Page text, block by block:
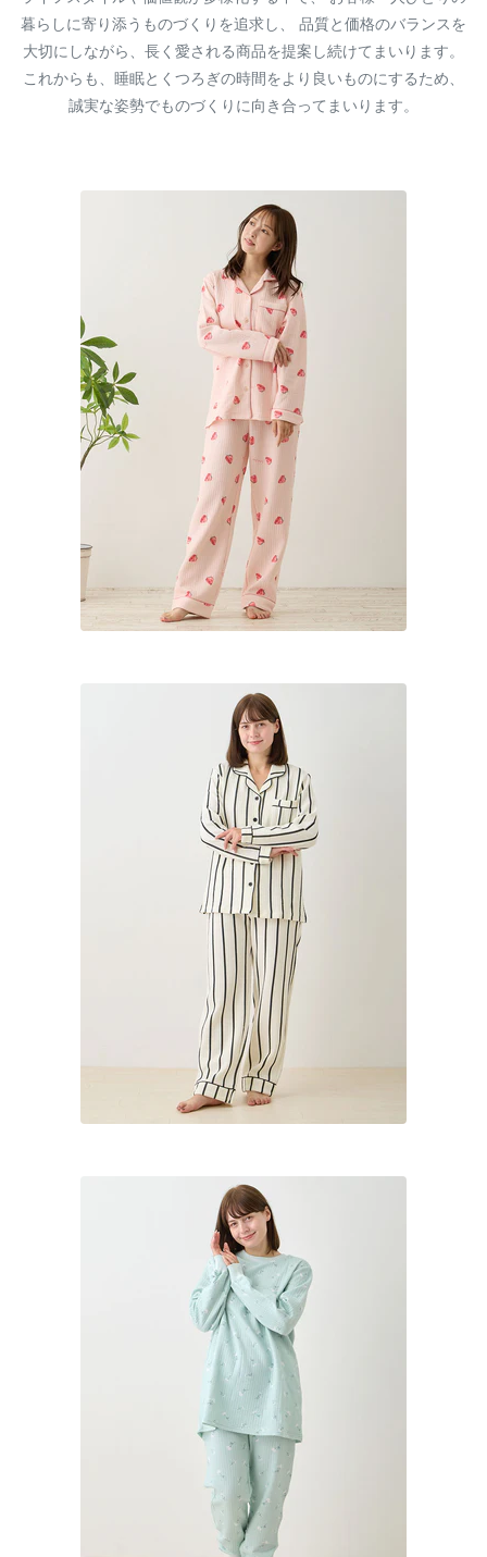
暮らしに寄り添うものづくりを追求し、 品質と価格のバランスを
大切にしながら、長く愛される商品を提案し続けてまいります。
これからも、睡眠とくつろぎの時間をより良いものにするため、
誠実な姿勢でものづくりに向き合ってまいります。